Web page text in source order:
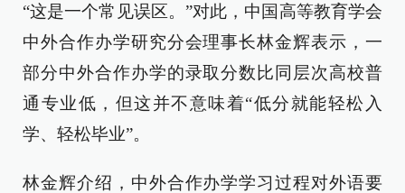
“这是一个常见误区。”对此，中国高等教育学会
中外合作办学研究分会理事长林金辉表示，一
部分中外合作办学的录取分数比同层次高校普
通专业低，但这并不意味着“低分就能轻松入
学、轻松毕业”。
林金辉介绍，中外合作办学学习过程对外语要